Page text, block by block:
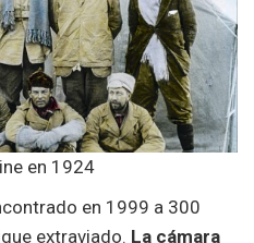
en 1924
en 1999 a 300
extraviado. La cámara